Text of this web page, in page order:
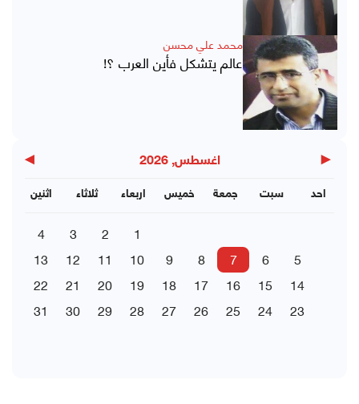
محمد علي محسن
عالم يتشكل فأين العرب ؟!
◀ اغسطس, 2026 ▶
اثنين ثلاثاء اربعاء خميس جمعة سبت احد
1
2
3
4
5
6
7
8
9
10
11
12
13
14
15
16
17
18
19
20
21
22
23
24
25
26
27
28
29
30
31